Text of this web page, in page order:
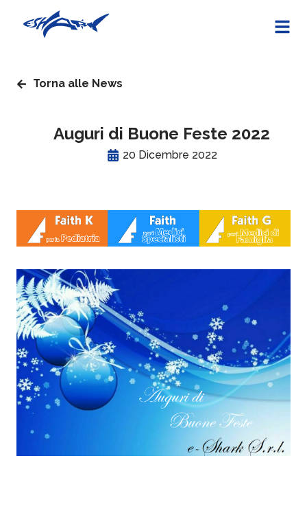
Torna alle News
Auguri di Buone Feste 2022
20 Dicembre 2022